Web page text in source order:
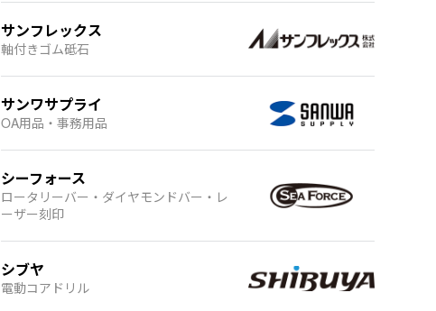
サンフレックス
軸付きゴム砥石
サンワサプライ
OA用品・事務用品
シーフォース
ロータリーバー・ダイヤモンドバー・レ
ーザー刻印
シブヤ
電動コアドリル